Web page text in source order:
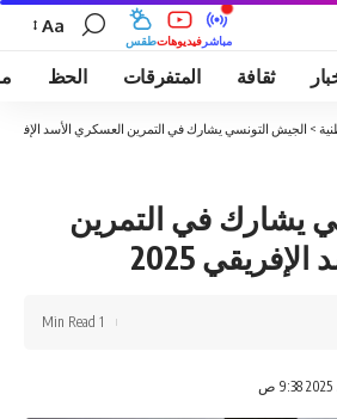
طقسفيديوهات مباشر
Aa
ثقافة المتفرقات الحظ
> الجيش التونسي يشارك في التمرين العسكري الأسد الإفريقي
يشارك في التمرين
2025
1 Min Read